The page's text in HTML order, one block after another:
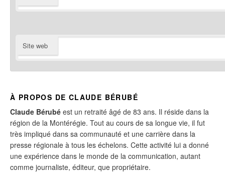
Site web
À PROPOS DE CLAUDE BÉRUBÉ
Claude Bérubé est un retraité âgé de 83 ans. Il réside dans la
région de la Montérégie. Tout au cours de sa longue vie, il fut
très impliqué dans sa communauté et une carrière dans la
presse régionale à tous les échelons. Cette activité lui a donné
une expérience dans le monde de la communication, autant
comme journaliste, éditeur, que propriétaire.